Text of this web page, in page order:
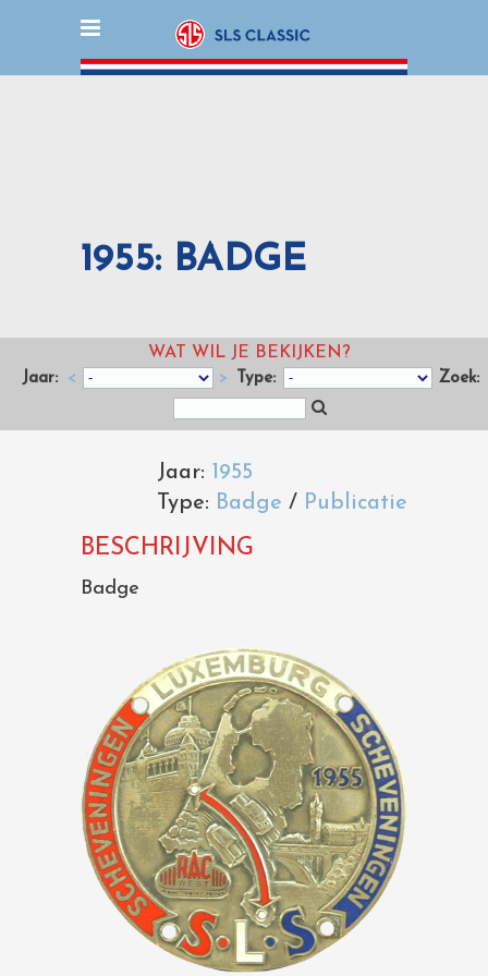
1955: BADGE
WAT WIL JE BEKIJKEN?
Jaar: < > Type: Zoek:
Jaar: 1955
Type: Badge / Publicatie
BESCHRIJVING
Badge